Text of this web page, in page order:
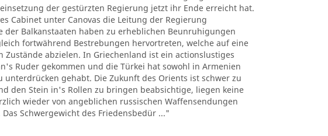
der gestürzten Regierung jetzt ihr Ende erreicht hat.
Cabinet unter Canovas die Leitung der Regierung
der Balkanstaaten haben zu erheblichen Beunruhigungen
fortwährend Bestrebungen hervortreten, welche auf eine
abzielen. In Griechenland ist ein actionslustiges
Ruder gekommen und die Türkei hat sowohl in Armenien
unterdrücken gehabt. Die Zukunft des Orients ist schwer zu
den Stein in's Rollen zu bringen beabsichtige, liegen keine
wieder von angeblichen russischen Waffensendungen
Schwergewicht des Friedensbedür ..."